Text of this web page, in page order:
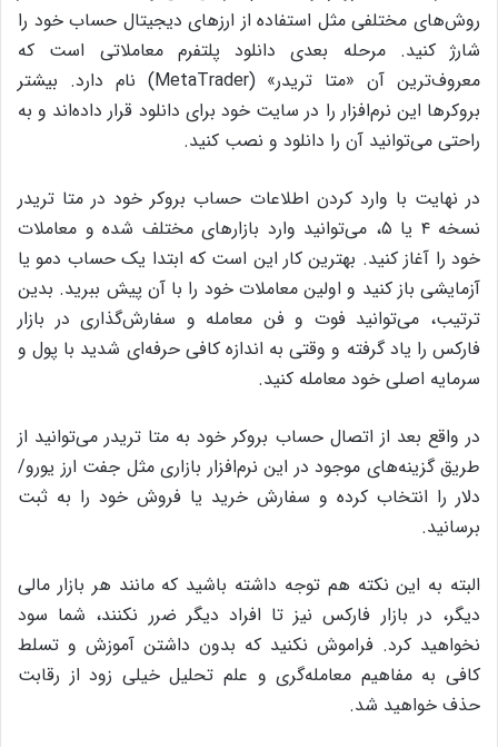
روش‌های مختلفی مثل استفاده از ارزهای دیجیتال حساب خود را
شارژ کنید. مرحله بعدی دانلود پلتفرم معاملاتی است که
معروف‌ترین آن «متا تریدر» (MetaTrader) نام دارد. بیشتر
بروکرها این نرم‌افزار را در سایت خود برای دانلود قرار داده‌اند و به
راحتی می‌توانید آن را دانلود و نصب کنید.
در نهایت با وارد کردن اطلاعات حساب بروکر خود در متا تریدر
نسخه ۴ یا ۵، می‌توانید وارد بازارهای مختلف شده و معاملات
خود را آغاز کنید. بهترین کار این است که ابتدا یک حساب دمو یا
آزمایشی باز کنید و اولین معاملات خود را با آن پیش ببرید. بدین
ترتیب، می‌توانید فوت و فن معامله و سفارش‌گذاری در بازار
فارکس را یاد گرفته و وقتی به اندازه کافی حرفه‌ای شدید با پول و
سرمایه اصلی خود معامله کنید.
در واقع بعد از اتصال حساب بروکر خود به متا تریدر می‌توانید از
طریق گزینه‌های موجود در این نرم‌افزار بازاری مثل جفت ارز یورو/
دلار را انتخاب کرده و سفارش خرید یا فروش خود را به ثبت
برسانید.
البته به این نکته هم توجه داشته باشید که مانند هر بازار مالی
دیگر، در بازار فارکس نیز تا افراد دیگر ضرر نکنند، شما سود
نخواهید کرد. فراموش نکنید که بدون داشتن آموزش و تسلط
کافی به مفاهیم معامله‌گری و علم تحلیل خیلی زود از رقابت
حذف خواهید شد.